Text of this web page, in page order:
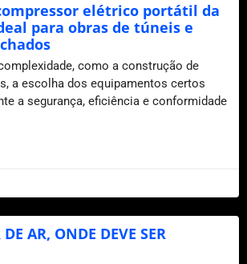
elétrico portátil da
para obras de túneis e
como a construção de
a escolha dos equipamentos certos
a segurança, eficiência e conformidade
DE AR, ONDE DEVE SER